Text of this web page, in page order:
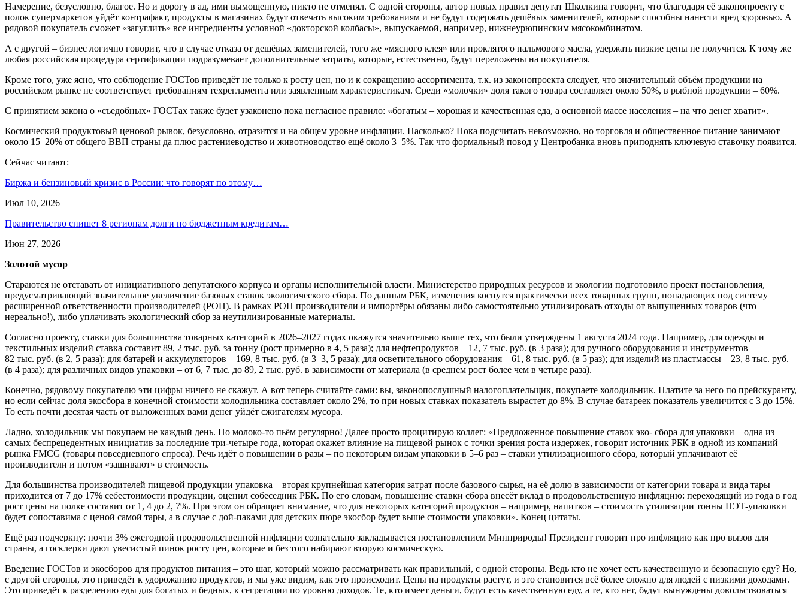
Намерение, безусловно, благое. Но и дорогу в ад, ими вымощенную, никто не отменял. С одной стороны, автор новых правил депутат Школкина говорит, что благодаря её законопроекту с
полок супермаркетов уйдёт контрафакт, продукты в магазинах будут отвечать высоким требованиям и не будут содержать дешёвых заменителей, которые способны нанести вред здоровью. А
рядовой покупатель сможет «загуглить» все ингредиенты условной «докторской колбасы», выпускаемой, например, нижнеурюпинским мясокомбинатом.
А с другой – бизнес логично говорит, что в случае отказа от дешёвых заменителей, того же «мясного клея» или проклятого пальмового масла, удержать низкие цены не получится. К тому же
любая российская процедура сертификации подразумевает дополнительные затраты, которые, естественно, будут переложены на покупателя.
Кроме того, уже ясно, что соблюдение ГОСТов приведёт не только к росту цен, но и к сокращению ассортимента, т.к. из законопроекта следует, что значительный объём продукции на
российском рынке не соответствует требованиям техрегламента или заявленным характеристикам. Среди «молочки» доля такого товара составляет около 50%, в рыбной продукции – 60%.
С принятием закона о «съедобных» ГОСТах также будет узаконено пока негласное правило: «богатым – хорошая и качественная еда, а основной массе населения – на что денег хватит».
Космический продуктовый ценовой рывок, безусловно, отразится и на общем уровне инфляции. Насколько? Пока подсчитать невозможно, но торговля и общественное питание занимают
около 15–20% от общего ВВП страны да плюс растениеводство и животноводство ещё около 3–5%. Так что формальный повод у Центробанка вновь приподнять ключевую ставочку появится.
Сейчас читают:
Биржа и бензиновый кризис в России: что говорят по этому…
Июл 10, 2026
Правительство спишет 8 регионам долги по бюджетным кредитам…
Июн 27, 2026
Золотой мусор
Стараются не отставать от инициативного депутатского корпуса и органы исполнительной власти. Министерство природных ресурсов и экологии подготовило проект постановления,
предусматривающий значительное увеличение базовых ставок экологического сбора. По данным РБК, изменения коснутся практически всех товарных групп, попадающих под систему
расширенной ответственности производителей (РОП). В рамках РОП производители и импортёры обязаны либо самостоятельно утилизировать отходы от выпущенных товаров (что
нереально!), либо уплачивать экологический сбор за неутилизированные материалы.
Согласно проекту, ставки для большинства товарных категорий в 2026–2027 годах окажутся значительно выше тех, что были утверждены 1 августа 2024 года. Например, для одежды и
текстильных изделий ставка составит 89, 2 тыс. руб. за тонну (рост примерно в 4, 5 раза); для нефтепродуктов – 12, 7 тыс. руб. (в 3 раза); для ручного оборудования и инструментов –
82 тыс. руб. (в 2, 5 раза); для батарей и аккумуляторов – 169, 8 тыс. руб. (в 3–3, 5 раза); для осветительного оборудования – 61, 8 тыс. руб. (в 5 раз); для изделий из пластмассы – 23, 8 тыс. руб.
(в 4 раза); для различных видов упаковки – от 6, 7 тыс. до 89, 2 тыс. руб. в зависимости от материала (в среднем рост более чем в четыре раза).
Конечно, рядовому покупателю эти цифры ничего не скажут. А вот теперь считайте сами: вы, законопослушный налогоплательщик, покупаете холодильник. Платите за него по прейскуранту,
но если сейчас доля экосбора в конечной стоимости холодильника составляет около 2%, то при новых ставках показатель вырастет до 8%. В случае батареек показатель увеличится с 3 до 15%.
То есть почти десятая часть от выложенных вами денег уйдёт сжигателям мусора.
Ладно, холодильник мы покупаем не каждый день. Но молоко-то пьём регулярно! Далее просто процитирую коллег: «Предложенное повышение ставок эко- сбора для упаковки – одна из
самых беспрецедентных инициатив за последние три-четыре года, которая окажет влияние на пищевой рынок с точки зрения роста издержек, говорит источник РБК в одной из компаний
рынка FMCG (товары повседневного спроса). Речь идёт о повышении в разы – по некоторым видам упаковки в 5–6 раз – ставки утилизационного сбора, который уплачивают её
производители и потом «зашивают» в стоимость.
Для большинства производителей пищевой продукции упаковка – вторая крупнейшая категория затрат после базового сырья, на её долю в зависимости от категории товара и вида тары
приходится от 7 до 17% себестоимости продукции, оценил собеседник РБК. По его словам, повышение ставки сбора внесёт вклад в продовольственную инфляцию: переходящий из года в год
рост цены на полке составит от 1, 4 до 2, 7%. При этом он обращает внимание, что для некоторых категорий продуктов – например, напитков – стоимость утилизации тонны ПЭТ-упаковки
будет сопоставима с ценой самой тары, а в случае с дой-паками для детских пюре экосбор будет выше стоимости упаковки». Конец цитаты.
Ещё раз подчеркну: почти 3% ежегодной продовольственной инфляции сознательно закладывается постановлением Минприроды! Президент говорит про инфляцию как про вызов для
страны, а госклерки дают увесистый пинок росту цен, которые и без того набирают вторую космическую.
Введение ГОСТов и экосборов для продуктов питания – это шаг, который можно рассматривать как правильный, с одной стороны. Ведь кто не хочет есть качественную и безопасную еду? Но,
с другой стороны, это приведёт к удорожанию продуктов, и мы уже видим, как это происходит. Цены на продукты растут, и это становится всё более сложно для людей с низкими доходами.
Это приведёт к разделению еды для богатых и бедных, к сегрегации по уровню доходов. Те, кто имеет деньги, будут есть качественную еду, а те, кто нет, будут вынуждены довольствоваться